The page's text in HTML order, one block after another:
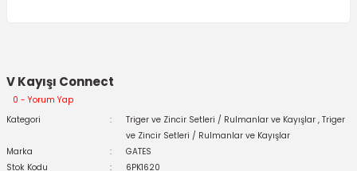
V Kayışı Connect
0 - Yorum Yap
Kategori
Triger ve Zincir Setleri / Rulmanlar ve Kayışlar , Triger
ve Zincir Setleri / Rulmanlar ve Kayışlar
Marka
GATES
Stok Kodu
6PK1620